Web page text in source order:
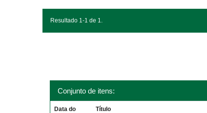
Resultado 1-1 de 1.
Conjunto de itens:
Data do Título